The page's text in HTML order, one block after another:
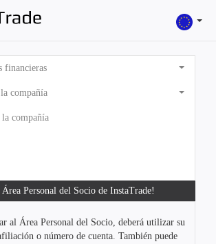
financieras
compañía
compañía
Personal del Socio de InstaTrade!
al Área Personal del Socio, deberá utilizar su
o número de cuenta. También puede